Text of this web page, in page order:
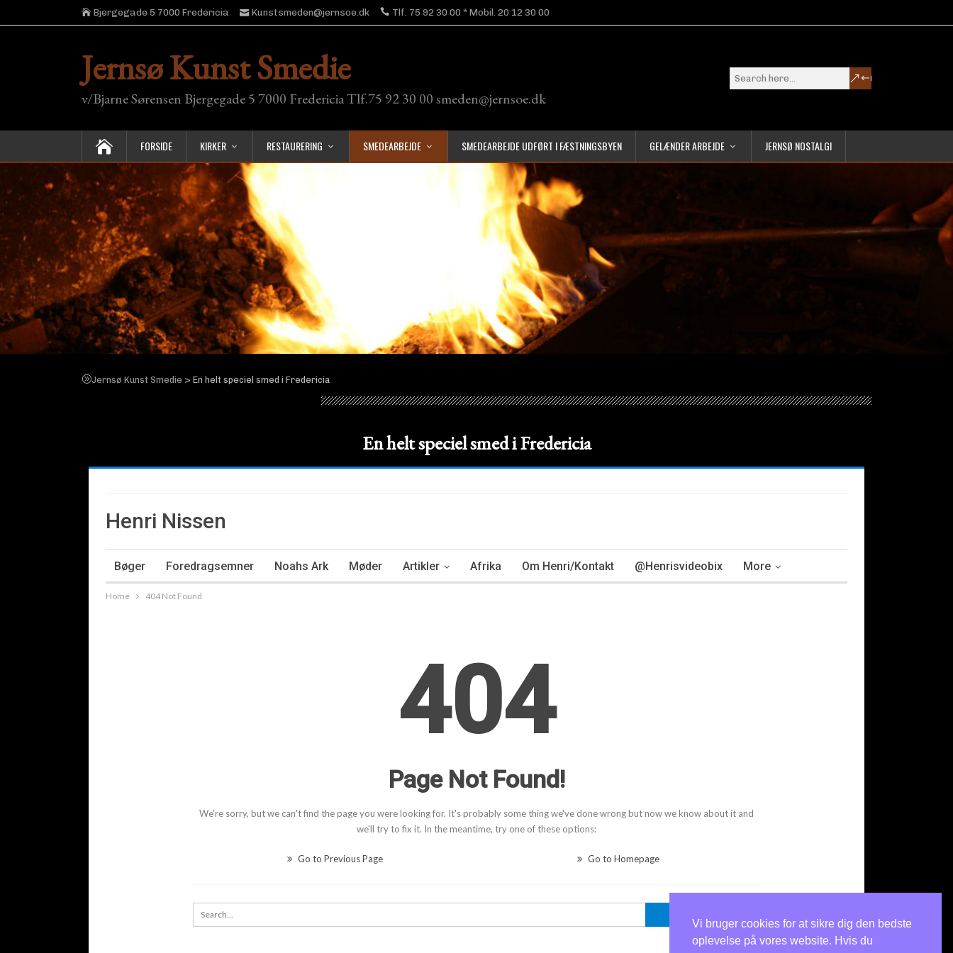
Bjergegade 5 7000 Fredericia Kunstsmeden@jernsoe.dk Tlf. 75 92 30 00 * Mobil. 20 12 30 00
Jernsø Kunst Smedie
v/Bjarne Sørensen Bjergegade 5 7000 Fredericia Tlf.75 92 30 00 smeden@jernsoe.dk
FORSIDE KIRKER RESTAURERING SMEDEARBEJDE SMEDEARBEJDE UDFØRT I FÆSTNINGSBYEN GELÆNDER ARBEJDE JERNSØ NOSTALGI
Jernsø Kunst Smedie > En helt speciel smed i Fredericia
En helt speciel smed i Fredericia
Vi bruger cookies for at sikre dig den bedste
oplevelse på vores website. Hvis du